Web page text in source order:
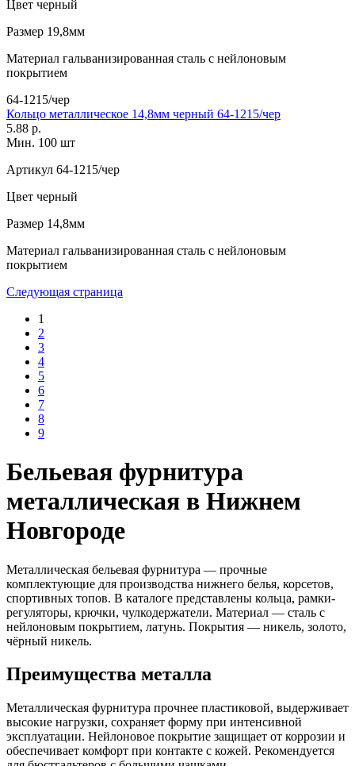
Цвет черный
Размер 19,8мм
Материал гальванизированная сталь с нейлоновым
покрытием
64-1215/чер
Кольцо металлическое 14,8мм черный 64-1215/чер
5.88 р.
Мин. 100 шт
Артикул 64-1215/чер
Цвет черный
Размер 14,8мм
Материал гальванизированная сталь с нейлоновым
покрытием
Следующая страница
1
2
3
4
5
6
7
8
9
Бельевая фурнитура
металлическая в Нижнем
Новгороде
Металлическая бельевая фурнитура — прочные
комплектующие для производства нижнего белья, корсетов,
спортивных топов. В каталоге представлены кольца, рамки-
регуляторы, крючки, чулкодержатели. Материал — сталь с
нейлоновым покрытием, латунь. Покрытия — никель, золото,
чёрный никель.
Преимущества металла
Металлическая фурнитура прочнее пластиковой, выдерживает
высокие нагрузки, сохраняет форму при интенсивной
эксплуатации. Нейлоновое покрытие защищает от коррозии и
обеспечивает комфорт при контакте с кожей. Рекомендуется